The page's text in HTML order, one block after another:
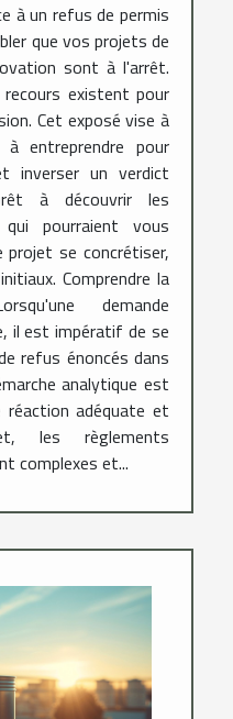
à un refus de permis
que vos projets de
sont à l'arrêt.
existent pour
Cet exposé vise à
à entreprendre pour
inverser un verdict
à découvrir les
pourraient vous
se concrétiser,
Comprendre la
demande
il est impératif de se
refus énoncés dans
analytique est
réaction adéquate et
les règlements
complexes et...